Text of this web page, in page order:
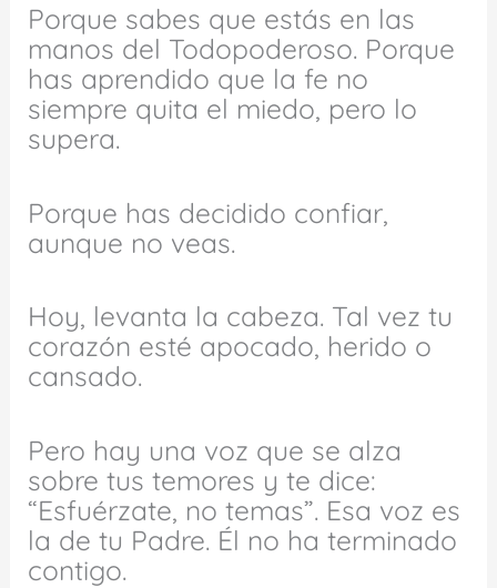
Porque sabes que estás en las
manos del Todopoderoso. Porque
has aprendido que la fe no
siempre quita el miedo, pero lo
supera.
Porque has decidido confiar,
aunque no veas.
Hoy, levanta la cabeza. Tal vez tu
corazón esté apocado, herido o
cansado.
Pero hay una voz que se alza
sobre tus temores y te dice:
“Esfuérzate, no temas”. Esa voz es
la de tu Padre. Él no ha terminado
contigo.